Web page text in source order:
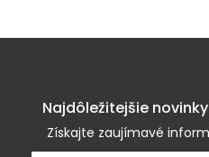
Najdôležitejšie
Získajte zaujímavé